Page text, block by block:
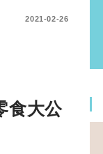
2021-02-26
食大公